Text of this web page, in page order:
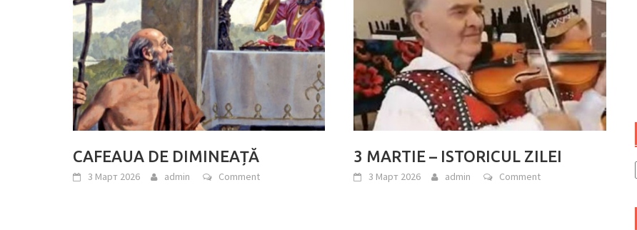
CAFEAUA DE DIMINEAȚĂ
3 Март 2026 admin Comment
3 MARTIE – ISTORICUL ZILEI
3 Март 2026 admin Comment